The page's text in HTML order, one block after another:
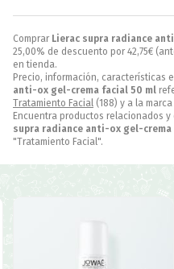
Comprar Lierac supra radiance
25,00% de descuento por 42,75€
en tienda.
Precio, información, características
anti-ox gel-crema facial 50 ml
Tratamiento Facial (188) y a la marca
Encuentra productos relacionados
supra radiance anti-ox gel-
"Tratamiento Facial".